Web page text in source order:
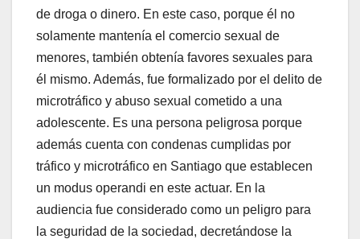
de droga o dinero. En este caso, porque él no
solamente mantenía el comercio sexual de
menores, también obtenía favores sexuales para
él mismo. Además, fue formalizado por el delito de
microtráfico y abuso sexual cometido a una
adolescente. Es una persona peligrosa porque
además cuenta con condenas cumplidas por
tráfico y microtráfico en Santiago que establecen
un modus operandi en este actuar. En la
audiencia fue considerado como un peligro para
la seguridad de la sociedad, decretándose la